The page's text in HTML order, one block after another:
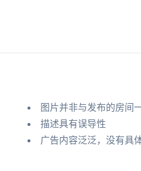
图片并非与发布的房间
描述具有误导性
广告内容泛泛，没有具